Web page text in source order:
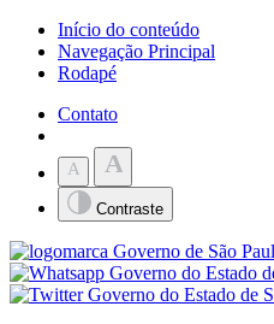
Início do conteúdo
Navegação Principal
Rodapé
Contato
A A
Contraste